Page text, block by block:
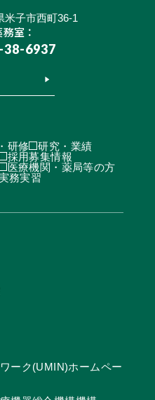
米子市西町36-1
室：
38-6937
研修
研究・業績
採用募集情報
医療機関・薬局等の方
務実習
ーク(UMIN)ホームペー